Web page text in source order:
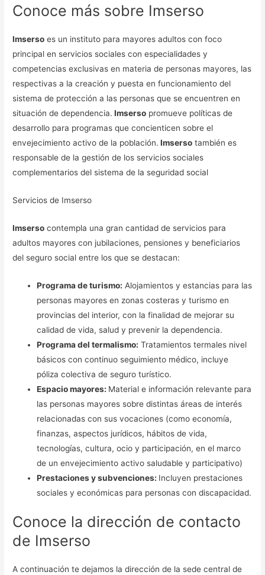
Conoce más sobre Imserso
Imserso es un instituto para mayores adultos con foco
principal en servicios sociales con especialidades y
competencias exclusivas en materia de personas mayores, las
respectivas a la creación y puesta en funcionamiento del
sistema de protección a las personas que se encuentren en
situación de dependencia. Imserso promueve políticas de
desarrollo para programas que concienticen sobre el
envejecimiento activo de la población. Imserso también es
responsable de la gestión de los servicios sociales
complementarios del sistema de la seguridad social
Servicios de Imserso
Imserso contempla una gran cantidad de servicios para
adultos mayores con jubilaciones, pensiones y beneficiarios
del seguro social entre los que se destacan:
Programa de turismo: Alojamientos y estancias para las
personas mayores en zonas costeras y turismo en
provincias del interior, con la finalidad de mejorar su
calidad de vida, salud y prevenir la dependencia.
Programa del termalismo: Tratamientos termales nivel
básicos con continuo seguimiento médico, incluye
póliza colectiva de seguro turístico.
Espacio mayores: Material e información relevante para
las personas mayores sobre distintas áreas de interés
relacionadas con sus vocaciones (como economía,
finanzas, aspectos jurídicos, hábitos de vida,
tecnologías, cultura, ocio y participación, en el marco
de un envejecimiento activo saludable y participativo)
Prestaciones y subvenciones: Incluyen prestaciones
sociales y económicas para personas con discapacidad.
Conoce la dirección de contacto
de Imserso
A continuación te dejamos la dirección de la sede central de